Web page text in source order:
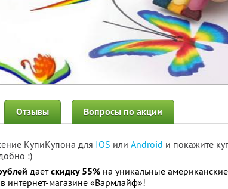
Отзывы Вопросы по акции
КупиКупона для IOS или Android и покажите
:)
даетскидку 55% на уникальные
интернет-магазине «Вармлайф»!